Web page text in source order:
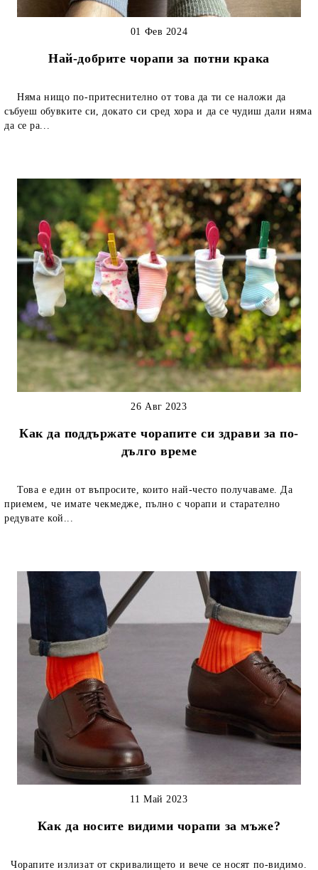
Най-добрите чорапи за потни крака
01 Фев 2024
Няма нищо по-притеснително от това да ти се наложи да
събуеш обувките си, докато си сред хора и да се чудиш дали няма
да се ра...
Как да поддържате чорапите си здрави за по-
дълго време
26 Авг 2023
Това е един от въпросите, които най-често получаваме. Да
приемем, че имате чекмедже, пълно с чорапи и старателно
редувате кой...
Как да носите видими чорапи за мъже?
11 Май 2023
Чорапите излизат от скривалището и вече се носят по-видимо.